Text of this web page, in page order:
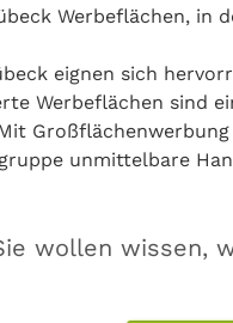
Werbeflächen, in
eignen sich
Werbeflächen sind
unmittelbare
wollen wissen,